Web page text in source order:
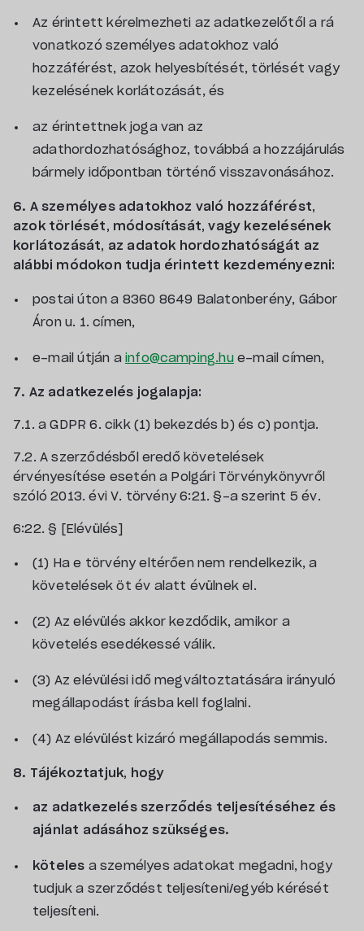
Az érintett kérelmezheti az adatkezelőtől a rá
vonatkozó személyes adatokhoz való
hozzáférést, azok helyesbítését, törlését vagy
kezelésének korlátozását, és
az érintettnek joga van az
adathordozhatósághoz, továbbá a hozzájárulás
bármely időpontban történő visszavonásához.
6. A személyes adatokhoz való hozzáférést,
azok törlését, módosítását, vagy kezelésének
korlátozását, az adatok hordozhatóságát az
alábbi módokon tudja érintett kezdeményezni:
postai úton a 8360 8649 Balatonberény, Gábor
Áron u. 1. címen,
e-mail útján a info@camping.hue-mail címen,
7. Az adatkezelés jogalapja:
7.1. a GDPR 6. cikk (1) bekezdés b) és c) pontja.
7.2. A szerződésből eredő követelések
érvényesítése esetén a Polgári Törvénykönyvről
szóló 2013. évi V. törvény 6:21. §-a szerint 5 év.
6:22. § [Elévülés]
(1) Ha e törvény eltérően nem rendelkezik, a
követelések öt év alatt évülnek el.
(2) Az elévülés akkor kezdődik, amikor a
követelés esedékessé válik.
(3) Az elévülési idő megváltoztatására irányuló
megállapodást írásba kell foglalni.
(4) Az elévülést kizáró megállapodás semmis.
8. Tájékoztatjuk, hogy
az adatkezelés szerződés teljesítéséhez és
ajánlat adásához szükséges.
köteles a személyes adatokat megadni, hogy
tudjuk a szerződést teljesíteni/egyéb kérését
teljesíteni.